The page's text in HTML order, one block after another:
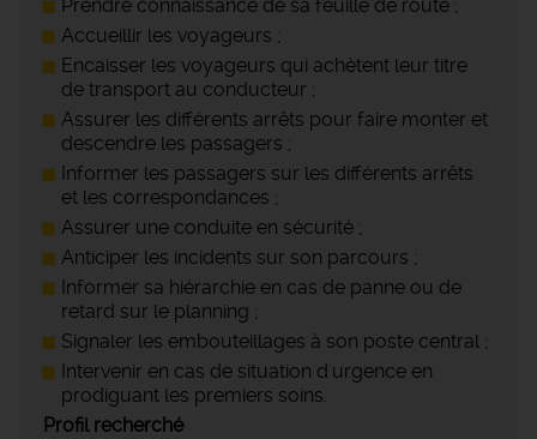
Prendre connaissance de sa feuille de route ;
Accueillir les voyageurs ;
Encaisser les voyageurs qui achètent leur titre
de transport au conducteur ;
Assurer les différents arrêts pour faire monter et
descendre les passagers ;
Informer les passagers sur les différents arrêts
et les correspondances ;
Assurer une conduite en sécurité ;
Anticiper les incidents sur son parcours ;
Informer sa hiérarchie en cas de panne ou de
retard sur le planning ;
Signaler les embouteillages à son poste central ;
Intervenir en cas de situation d'urgence en
prodiguant les premiers soins.
Profil recherché